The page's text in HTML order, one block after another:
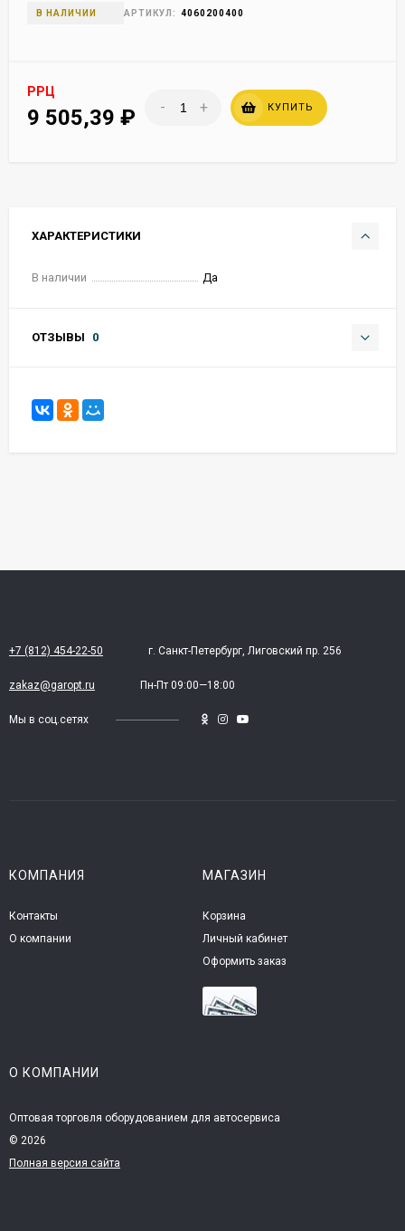
В НАЛИЧИИ АРТИКУЛ: 4060200400
РРЦ
9 505,39 ₽ - + КУПИТЬ
ХАРАКТЕРИСТИКИ
В наличии Да
ОТЗЫВЫ 0
+7 (812) 454-22-50 г. Санкт-Петербург, Лиговский пр. 256
zakaz@garopt.ru Пн-Пт 09:00—18:00
Мы в соц.сетях
КОМПАНИЯ
Контакты
О компании
МАГАЗИН
Корзина
Личный кабинет
Оформить заказ
О КОМПАНИИ
Оптовая торговля оборудованием для автосервиса
© 2026
Полная версия сайта